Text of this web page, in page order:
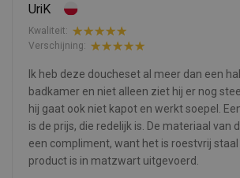
UriK
Kwaliteit:
Verschijning:
Ik heb deze doucheset al meer dan een
badkamer en niet alleen ziet hij er nog
hij gaat ook niet kapot en werkt soepel.
is de prijs, die redelijk is. De materiaal van
een compliment, want het is roestvrij
product is in matzwart uitgevoerd.